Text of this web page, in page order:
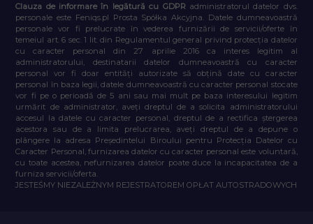
Clauza de informare în legătură cu GDPR administratorul datelor dvs.
personale este Feniqs.pl Prosta Spółka Akcyjna. Datele dumneavoastră
personale vor fi prelucrate în vederea furnizării de servicii/oferte în
temeiul art. 6 sec. 1 lit. din Regulamentul general privind protecția datelor
cu caracter personal din 27 aprilie 2016 ca interes legitim al
administratorului, destinatarii datelor dumneavoastră cu caracter
personal vor fi doar entități autorizate să obțină date cu caracter
personal în baza legii, datele dumneavoastră cu caracter personal stocate
vor fi pe o perioadă de 5 ani sau mai mult pe baza interesului legitim
urmărit de administrator, aveți dreptul de a solicita administratorului
accesul la datele cu caracter personal, dreptul de a rectifica ștergerea
acestora sau de a limita prelucrarea, aveți dreptul de a depune o
plângere la adresa Președintelui Biroului pentru Protecția Datelor cu
Caracter Personal, furnizarea datelor cu caracter personal este voluntară,
cu toate acestea, nefurnizarea datelor poate duce la incapacitatea de a
furniza servicii/oferta.
JESTEŚMY NIEZALEŻNYM REJESTRATOREM OPŁAT AUTOSTRADOWYCH